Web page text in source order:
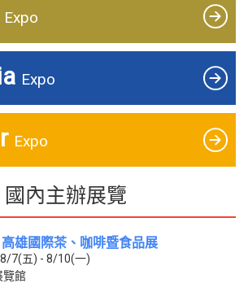
Expo
Expo
Expo
國內主辦展覽
雄國際茶、咖啡暨食品展
7(五) - 8/10(一)
覽館